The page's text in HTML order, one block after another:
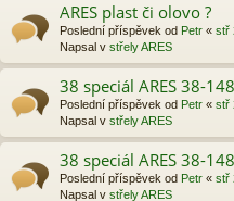
ARES plast či olovo ?
Poslední příspěvek od Petr « stř
Napsal v střely ARES
38 speciál ARES 38-
Poslední příspěvek od Petr « stř
Napsal v střely ARES
38 speciál ARES 38-
Poslední příspěvek od Petr « stř
Napsal v střely ARES